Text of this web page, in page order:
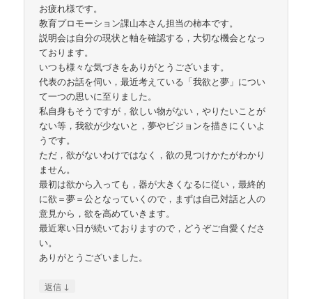
お疲れ様です。
教育プロモーション課山本さん担当の柿本です。
説明会は自分の現状と軸を確認する，大切な機会となっ
ております。
いつも様々な気づきをありがとうございます。
代表のお話を伺い，最近考えている「我欲と夢」につい
て一つの思いに至りました。
私自身もそうですが，欲しい物がない，やりたいことが
ない等，我欲が少ないと，夢やビジョンを描きにくいよ
うです。
ただ，欲がないわけではなく，欲の見つけかたがわかり
ません。
最初は欲から入っても，器が大きくなるに従い，最終的
に欲＝夢＝公となっていくので，まずは自己対話と人の
意見から，欲を高めていきます。
最近寒い日が続いておりますので，どうぞご自愛くださ
い。
ありがとうございました。
返信 ↓